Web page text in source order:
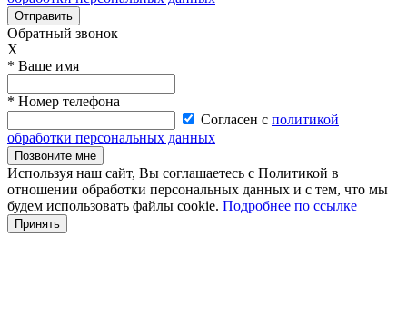
Отправить
Обратный звонок
X
* Ваше имя
* Номер телефона
Согласен с политикой
обработки персональных данных
Позвоните мне
Используя наш сайт, Вы соглашаетесь с Политикой в
отношении обработки персональных данных и с тем, что мы
будем использовать файлы cookie. Подробнее по ссылке
Принять